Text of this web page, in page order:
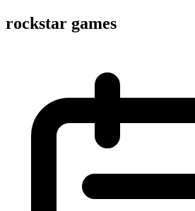
rockstar games